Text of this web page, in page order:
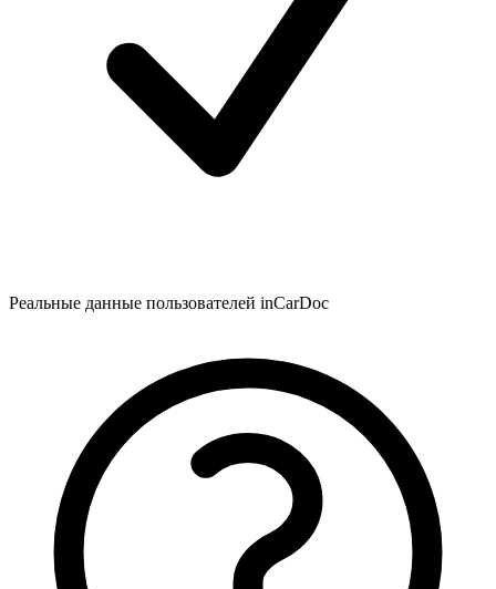
Реальные данные пользователей inCarDoc